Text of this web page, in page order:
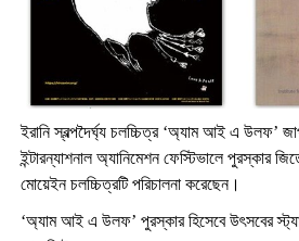
ইরানি স্বল্পদৈর্ঘ্য চলচ্চিত্র ‘অ্যাম আই এ উলফ’
ইন্টারন্যাশনাল অ্যানিমেশন ফেস্টিভালে পুরস্কার
মোয়েইন চলচ্চিত্রটি পরিচালনা করেছেন।
‘অ্যাম আই এ উলফ’ পুরস্কার হিসেবে উৎসবের